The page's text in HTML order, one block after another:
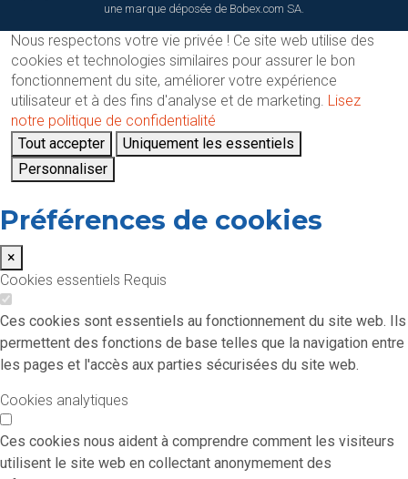
une marque déposée de Bobex.com SA.
Nous respectons votre vie privée ! Ce site web utilise des
cookies et technologies similaires pour assurer le bon
fonctionnement du site, améliorer votre expérience
utilisateur et à des fins d'analyse et de marketing. Lisez
notre politique de confidentialité
Tout accepter
Uniquement les essentiels
Personnaliser
Préférences de cookies
×
Cookies essentiels Requis
Ces cookies sont essentiels au fonctionnement du site web. Ils
permettent des fonctions de base telles que la navigation entre
les pages et l'accès aux parties sécurisées du site web.
Cookies analytiques
Ces cookies nous aident à comprendre comment les visiteurs
utilisent le site web en collectant anonymement des